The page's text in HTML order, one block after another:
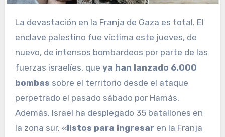
La devastación en la Franja de Gaza es total. El
enclave palestino fue víctima este jueves, de
nuevo, de intensos bombardeos por parte de las
fuerzas israelíes, que ya han lanzado 6.000
bombas sobre el territorio desde el ataque
perpetrado el pasado sábado por Hamás.
Además, Israel ha desplegado 35 batallones en
la zona sur, «listos para ingresaren la Franja